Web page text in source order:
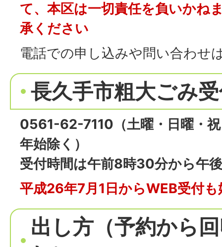
て、本区は一切責任を負いかね
承ください
電話での申し込みや問い合わせ
長久手市粗大ごみ
0561-62-7110（土曜・日曜・
年始除く）
受付時間は午前8時30分から午
平成26年7月1日からWEB受付
出し方（予約から